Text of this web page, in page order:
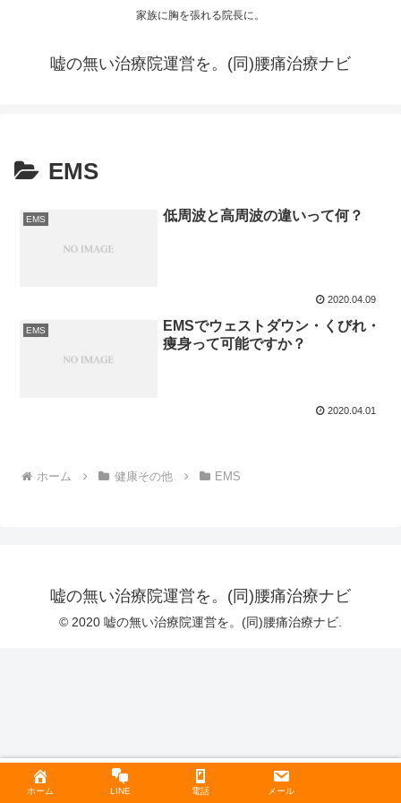
家族に胸を張れる院長に。
嘘の無い治療院運営を。(同)腰痛治療ナビ
EMS
EMS 低周波と高周波の違いって何？
2020.04.09
EMS
EMSでウェストダウン・くびれ・
痩身って可能ですか？
2020.04.01
ホーム 健康その他 EMS
嘘の無い治療院運営を。(同)腰痛治療ナビ
© 2020 嘘の無い治療院運営を。(同)腰痛治療ナビ.
検索
ホーム LINE 電話 メール